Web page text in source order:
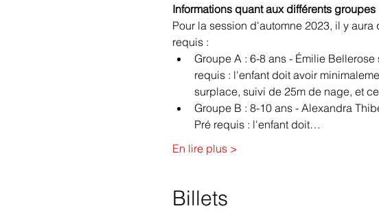
Informations quant aux différents groupes
Pour la session d'automne 2023, il y
requis :
Groupe A : 6-8 ans - Émilie
requis : l'enfant doit avoir
surplace, suivi de 25m de nage, et
Groupe B : 8-10 ans - Alexandra
Pré requis : l'enfant doit…
En lire plus >
Billets